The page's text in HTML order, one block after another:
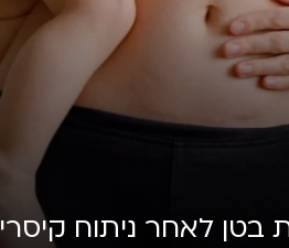
בטן לאחר ניתוח קיסרי